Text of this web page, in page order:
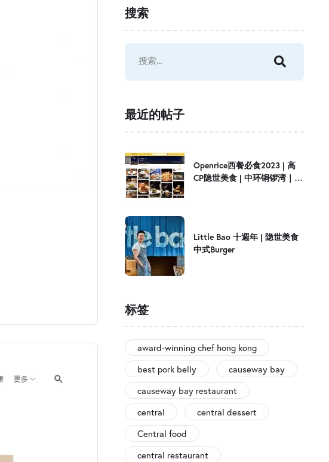
搜索
最近的帖子
Openrice西餐必食2023 | 高
CP隐世美食 | 中环铜锣湾｜
Little Bao 十週年 | 隐世美食
中式Burger
标签
award-winning chef hong kong
best pork belly
causeway bay
causeway bay restaurant
central
central dessert
Central food
central restaurant